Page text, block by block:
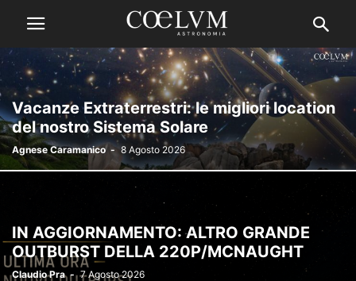
Vacanze Extraterrestri: le migliori location
del nostro Sistema Solare
Agnese Caramanico - 8 Agosto 2026
IN AGGIORNAMENTO: ALTRO GRANDE
OUTBURST DELLA 220P/MCNAUGHT
Claudio Pra - 7 Agosto 2026